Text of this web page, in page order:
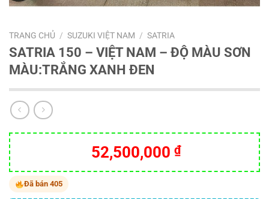
TRANG CHỦ / SUZUKI VIỆT NAM / SATRIA
SATRIA 150 – VIỆT NAM – ĐỘ MÀU SƠN
MÀU:TRẮNG XANH ĐEN
52,500,000 ₫
Đã bán 405